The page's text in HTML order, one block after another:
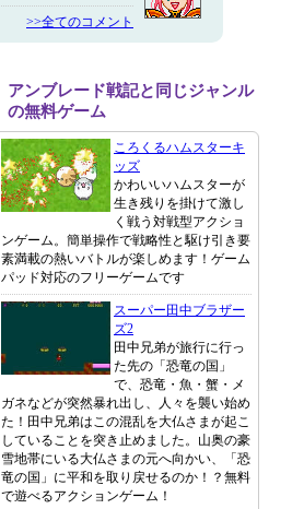
>>全てのコメント
アンブレード戦記と同じジャンル
の無料ゲーム
ころくるハムスターキ
ッズ
かわいいハムスターが
生き残りを掛けて激し
く戦う対戦型アクショ
ンゲーム。簡単操作で戦略性と駆け引き要
素満載の熱いバトルが楽しめます！ゲーム
パッド対応のフリーゲームです
スーパー田中ブラザー
ズ2
田中兄弟が旅行に行っ
た先の「恐竜の国」
で、恐竜・魚・蟹・メ
ガネなどが突然暴れ出し、人々を襲い始め
た！田中兄弟はこの混乱を大仏さまが起こ
していることを突き止めました。山奥の豪
雪地帯にいる大仏さまの元へ向かい、「恐
竜の国」に平和を取り戻せるのか！？無料
で遊べるアクションゲーム！